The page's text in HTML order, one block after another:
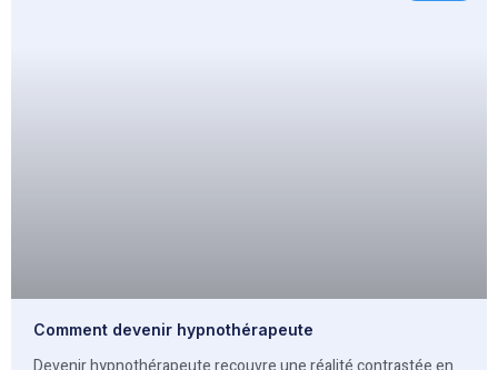
Comment devenir hypnothérapeute